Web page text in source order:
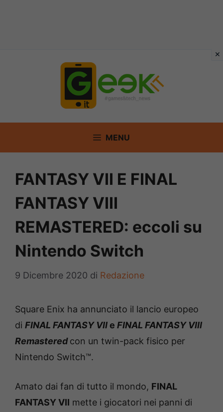
MENU
FANTASY VII E FINAL
FANTASY VIII
REMASTERED: eccoli su
Nintendo Switch
9 Dicembre 2020 di Redazione
Square Enix ha annunciato il lancio europeo
di FINAL FANTASY VII e FINAL FANTASY VIII
Remastered con un twin-pack fisico per
Nintendo Switch™.
Amato dai fan di tutto il mondo, FINAL
FANTASY VII mette i giocatori nei panni di